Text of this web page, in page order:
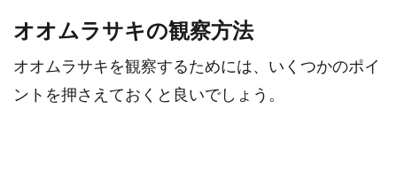
オオムラサキの観察方法
オオムラサキを観察するためには、いくつかのポイ
ントを押さえておくと良いでしょう。